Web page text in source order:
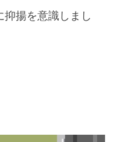
揚を意識しまし